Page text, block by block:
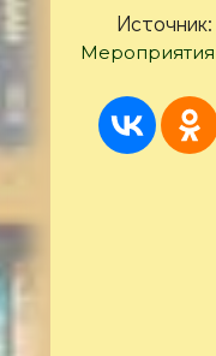
Источник:
Мероприятия